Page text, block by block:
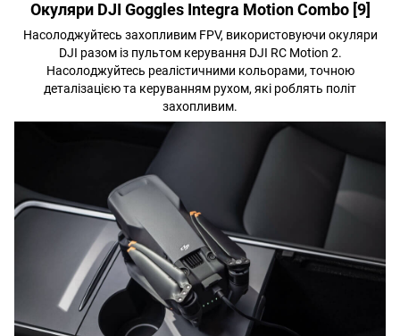
Окуляри DJI Goggles Integra Motion Combo [9]
Насолоджуйтесь захопливим FPV, використовуючи окуляри
DJI разом із пультом керування DJI RC Motion 2.
Насолоджуйтесь реалістичними кольорами, точною
деталізацією та керуванням рухом, які роблять політ
захопливим.